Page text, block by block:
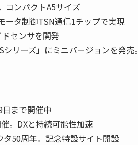
コンパクトA5サイズ
ータ制御TSN通信1チップで実現
センサを開発
リーズ」にミニバージョンを発売。
日まで開催中
。DXと持続可能性加速
タ50周年。記念特設サイト開設